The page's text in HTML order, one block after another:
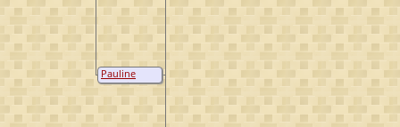
Pauline
Lucretia
Youssef